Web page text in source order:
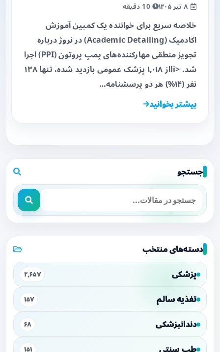
10 دقیقه
خلاصه سریع برای خواننده یک کمپین آموزش
اکادمیک (Academic Detailing) در نروژ درباره
تجویز منطقی مهارکننده‌های پمپ پروتون (PPI) اجرا
شد. <liاز ۱,۰۱۸ پزشک عمومی بازدید شده، تنها ۱۳۸
نفر (۱۴%) هر دو پرسشنامه…
بیشتر بخوانید
جستجو
دسته‌های منتخب
پزشکی ۲,۶۵۷
تغذیه سالم ۱۵۷
دندانپزشکی ۶۸
طب سنتی ۱۵۱